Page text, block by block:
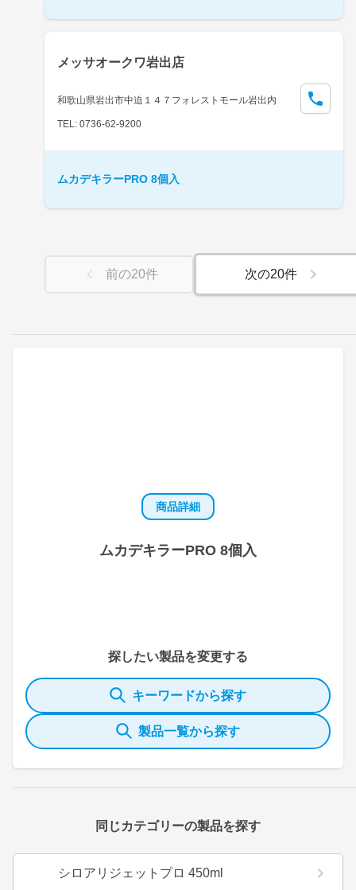
商品詳細
ムカデキラーPRO 8個入
探したい製品を変更する
キーワードから探す
製品一覧から探す
同じカテゴリーの製品を探す
シロアリジェットプロ 450ml
メッサオークワ岩出店
和歌山県岩出市中迫１４７フォレストモール岩出内
TEL: 0736-62-9200
ムカデキラーPRO 8個入
前の20件 次の20件